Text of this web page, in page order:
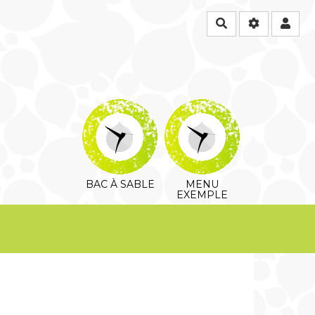
Rechercher
BAC À SABLE
MENU
EXEMPLE